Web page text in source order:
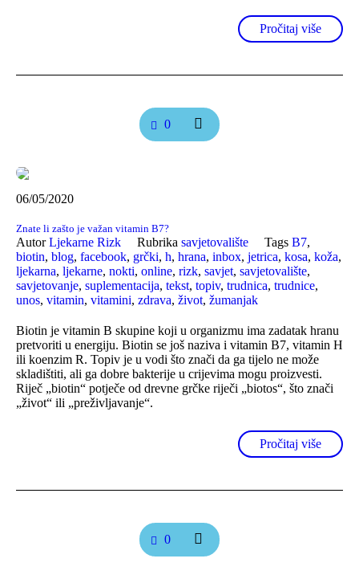
Pročitaj više
0
06/05/2020
Znate li zašto je važan vitamin B7?
AutorLjekarne Rizk Rubrika savjetovalište Tags B7,
biotin, blog, facebook, grčki, h, hrana, inbox, jetrica, kosa, koža,
ljekarna, ljekarne, nokti, online, rizk, savjet, savjetovalište,
savjetovanje, suplementacija, tekst, topiv, trudnica, trudnice,
unos, vitamin, vitamini, zdrava, život, žumanjak
Biotin je vitamin B skupine koji u organizmu ima zadatak hranu
pretvoriti u energiju. Biotin se još naziva i vitamin B7, vitamin H
ili koenzim R. Topiv je u vodi što znači da ga tijelo ne može
skladištiti, ali ga dobre bakterije u crijevima mogu proizvesti.
Riječ „biotin“ potječe od drevne grčke riječi „biotos“, što znači
„život“ ili „preživljavanje“.
Pročitaj više
0